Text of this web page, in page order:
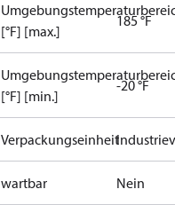
[°F] [max.]
185 °F
[°F] [min.]
-20 °F
Verpackungseinheit
wartbar Nein